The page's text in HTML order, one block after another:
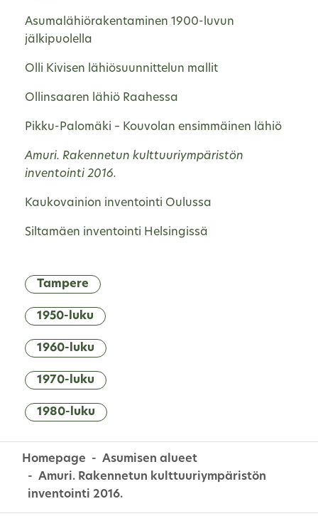
Asumalähiörakentaminen 1900-luvun
jälkipuolella
Olli Kivisen lähiösuunnittelun mallit
Ollinsaaren lähiö Raahessa
Pikku-Palomäki – Kouvolan ensimmäinen lähiö
Amuri. Rakennetun kulttuuriympäristön
inventointi 2016.
Kaukovainion inventointi Oulussa
Siltamäen inventointi Helsingissä
Tampere
1950-luku
1960-luku
1970-luku
1980-luku
Homepage
Asumisen alueet
Amuri. Rakennetun kulttuuriympäristön
inventointi 2016.